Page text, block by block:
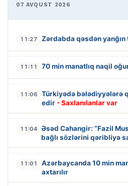
07 AVQUST 2026
11:27 Zərdabda qəsdən
11:11 70 min manatlıq naqil
11:06
Türkiyədə bələdiyyələrə
edir - Saxlanılanlar var
11:04
Əsəd Cahangir: “Fazil
bağlı sözlərini qəribliyə
11:01
Azərbaycanda 10 min
axtarılır